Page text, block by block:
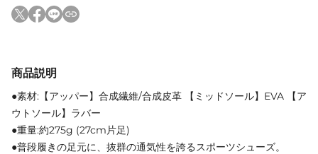
商品説明
●素材:【アッパー】合成繊維/合成皮革 【ミッドソール】EVA 【ア
ウトソール】ラバー
●重量:約275g (27cm片足)
●普段履きの足元に、抜群の通気性を誇るスポーツシューズ。